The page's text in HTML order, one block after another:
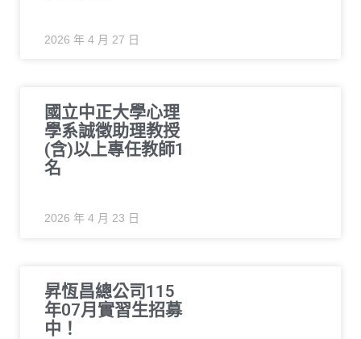
2026 年 4 月 27 日
國立中正大學心理
學系誠徵助理教授
(含)以上專任教師1
名
2026 年 4 月 23 日
昇恆昌總公司115
年07月實習生招募
中！